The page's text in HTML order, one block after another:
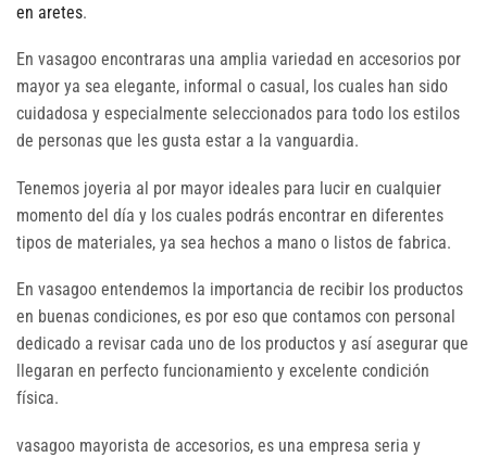
en aretes.
En vasagoo encontraras una amplia variedad en accesorios por
mayor ya sea elegante, informal o casual, los cuales han sido
cuidadosa y especialmente seleccionados para todo los estilos
de personas que les gusta estar a la vanguardia.
Tenemos joyeria al por mayor ideales para lucir en cualquier
momento del día y los cuales podrás encontrar en diferentes
tipos de materiales, ya sea hechos a mano o listos de fabrica.
En vasagoo entendemos la importancia de recibir los productos
en buenas condiciones, es por eso que contamos con personal
dedicado a revisar cada uno de los productos y así asegurar que
llegaran en perfecto funcionamiento y excelente condición
física.
vasagoo mayorista de accesorios, es una empresa seria y